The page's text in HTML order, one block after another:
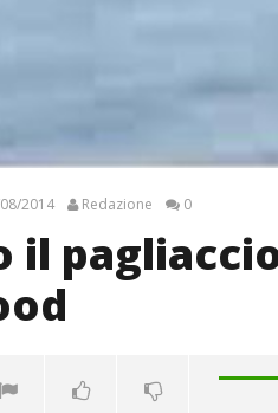
2014 Redazione 0
il